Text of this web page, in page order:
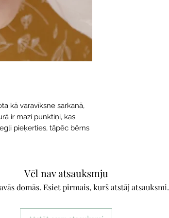
kā varavīksne sarkanā,
ir mazi punktiņi, kas
pieķerties, tāpēc bērns
Vēl nav atsauksmju
domās. Esiet pirmais, kurš atstāj atsauksmi.